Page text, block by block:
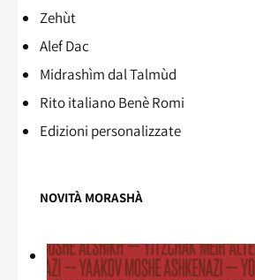
Zehùt
Alef Dac
Midrashìm dal Talmùd
Rito italiano Benè Romi​
Edizioni personalizzate
NOVITÀ MORASHÀ